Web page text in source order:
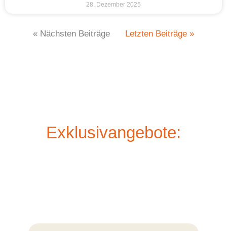
28. Dezember 2025
« Nächsten Beiträge Letzten Beiträge »
Exklusivangebote: